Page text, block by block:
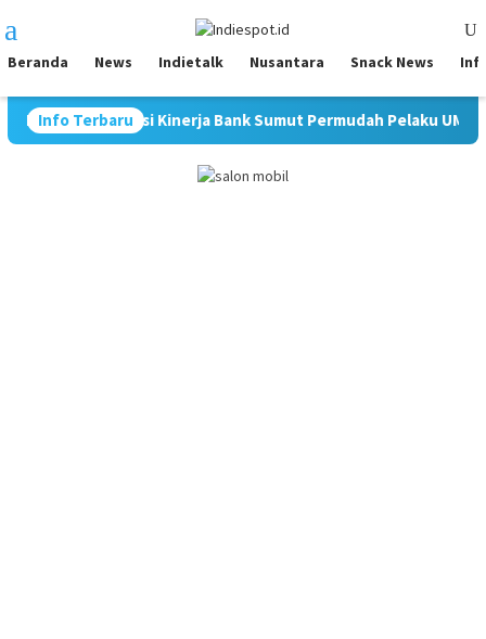
ke
konten
Mobile
Beranda News Indietalk Nusantara Snack News
Info Terbaru
Kinerja Bank Sumut Permudah Pelaku UMKM Naik Kelas